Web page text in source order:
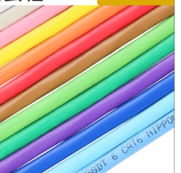
ーブル
材/機器